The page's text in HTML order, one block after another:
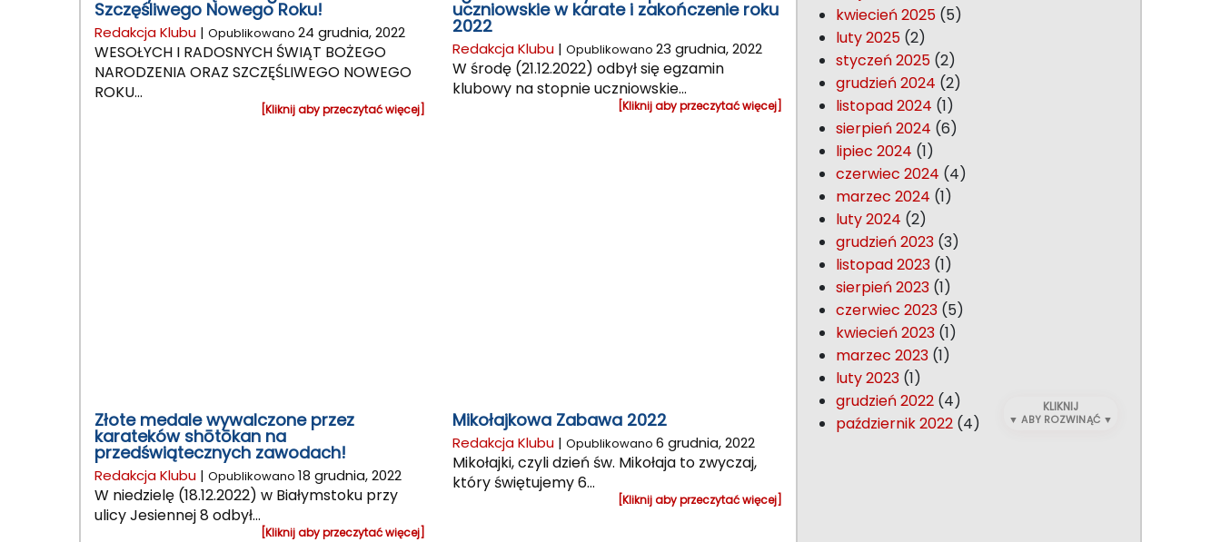
Szczęśliwego Nowego Roku!
Redakcja Klubu | Opublikowano 24 grudnia, 2022
WESOŁYCH I RADOSNYCH ŚWIĄT BOŻEGO
NARODZENIA ORAZ SZCZĘŚLIWEGO NOWEGO
ROKU...
[Kliknij aby przeczytać więcej]
uczniowskie w karate i zakończenie roku
2022
Redakcja Klubu | Opublikowano 23 grudnia, 2022
W środę (21.12.2022) odbył się egzamin
klubowy na stopnie uczniowskie...
[Kliknij aby przeczytać więcej]
Złote medale wywalczone przez
karateków shōtōkan na
przedświątecznych zawodach!
Redakcja Klubu | Opublikowano 18 grudnia, 2022
W niedzielę (18.12.2022) w Białymstoku przy
ulicy Jesiennej 8 odbył...
[Kliknij aby przeczytać więcej]
Mikołajkowa Zabawa 2022
Redakcja Klubu | Opublikowano 6 grudnia, 2022
Mikołajki, czyli dzień św. Mikołaja to zwyczaj,
który świętujemy 6...
[Kliknij aby przeczytać więcej]
kwiecień 2025 (5)
luty 2025 (2)
styczeń 2025 (2)
grudzień 2024 (2)
listopad 2024 (1)
sierpień 2024 (6)
lipiec 2024 (1)
czerwiec 2024 (4)
marzec 2024 (1)
luty 2024 (2)
grudzień 2023 (3)
listopad 2023 (1)
sierpień 2023 (1)
czerwiec 2023 (5)
kwiecień 2023 (1)
marzec 2023 (1)
luty 2023 (1)
grudzień 2022 (4)
październik 2022 (4)
KLIKNIJ
▼ ABY ROZWINĄĆ ▼